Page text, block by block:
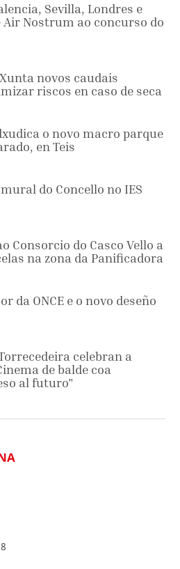
Sevilla, Londres e
Nostrum ao concurso do
novos caudais
riscos en caso de seca
o novo macro parque
en Teis
do Concello no IES
Consorcio do Casco Vello a
na zona da Panificadora
da ONCE e o novo deseño
celebran a
de balde coa
al futuro"